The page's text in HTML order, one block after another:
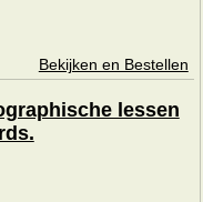
Bekijken en Bestellen
lessen